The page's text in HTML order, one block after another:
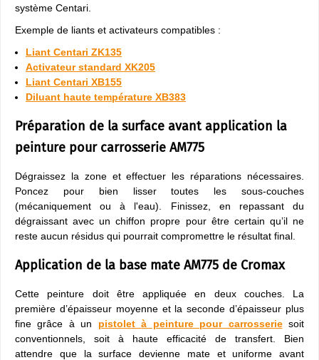
système Centari.
Exemple de liants et activateurs compatibles :
Liant Centari ZK135
Activateur standard XK205
Liant Centari XB155
Diluant haute température XB383
Préparation de la surface avant application la
peinture pour carrosserie AM775
Dégraissez la zone et effectuer les réparations nécessaires.
Poncez pour bien lisser toutes les sous-couches
(mécaniquement ou à l'eau). Finissez, en repassant du
dégraissant avec un chiffon propre pour être certain qu’il ne
reste aucun résidus qui pourrait compromettre le résultat final.
Application de la base mate AM775 de Cromax
Cette peinture doit être appliquée en deux couches. La
première d’épaisseur moyenne et la seconde d’épaisseur plus
fine grâce à un pistoletà peinture pour carrosseriesoit
conventionnels, soit à haute efficacité de transfert. Bien
attendre que la surface devienne mate et uniforme avant